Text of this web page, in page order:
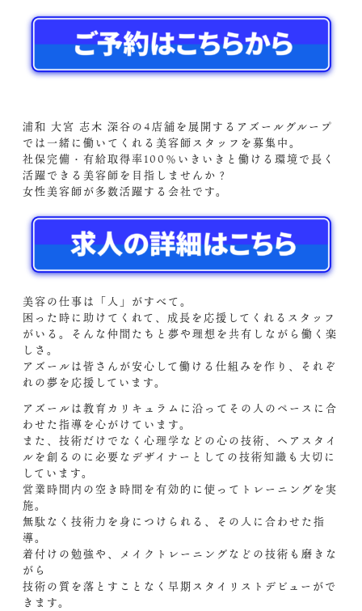
浦和 大宮 志木 深谷の4店舗を展開するアズールグループ
では一緒に働いてくれる美容師スタッフを募集中。
社保完備・有給取得率100％いきいきと働ける環境で長く
活躍できる美容師を目指しませんか？
女性美容師が多数活躍する会社です。
美容の仕事は「人」がすべて。
困った時に助けてくれて、成長を応援してくれるスタッフ
がいる。そんな仲間たちと夢や理想を共有しながら働く楽
しさ。
アズールは皆さんが安心して働ける仕組みを作り、それぞ
れの夢を応援しています。
アズールは教育カリキュラムに沿ってその人のペースに合
わせた指導を心がけています。
また、技術だけでなく心理学などの心の技術、ヘアスタイ
ルを創るのに必要なデザイナーとしての技術知識も大切に
しています。
営業時間内の空き時間を有効的に使ってトレーニングを実
施。
無駄なく技術力を身につけられる、その人に合わせた指
導。
着付けの勉強や、メイクトレーニングなどの技術も磨きな
がら
技術の質を落とすことなく早期スタイリストデビューがで
きます。